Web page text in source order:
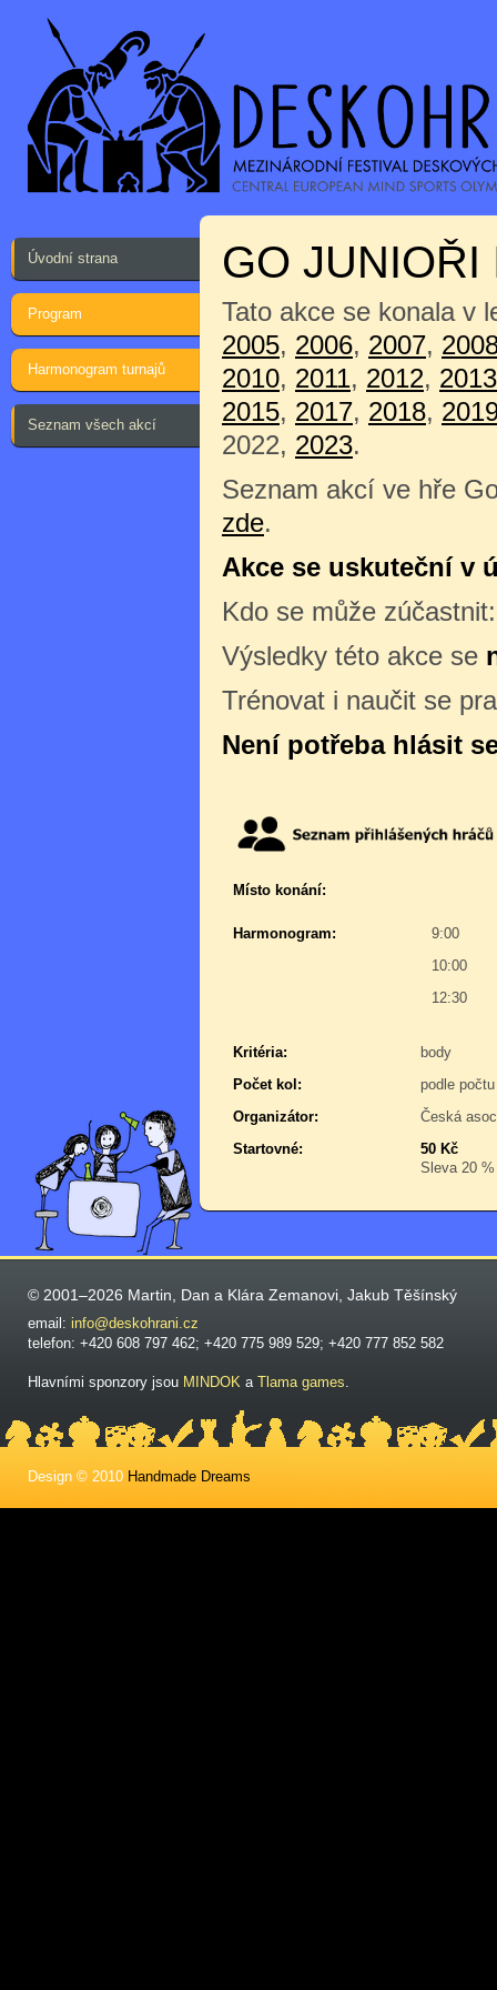
Úvodní strana
Program
Harmonogram turnajů
Seznam všech akcí
GO JUNIOŘI
Tato akce se konala v
2005, 2006, 2007,
2010, 2011, 2012, 2013
2015, 2017, 2018,
2022, 2023.
Seznam akcí ve hře
zde.
Akce se uskuteční v
Kdo se může
Výsledky této akce se
Trénovat i naučit se
Není potřeba hlásit
Místo konání:
Harmonogram:
9:00
10:00
12:30
Kritéria:
body
Počet kol:
podle
Organizátor:
Česká
Startovné:
50 Kč
Sleva 20
© 2001–2026 Martin, Dan a Klára Zemanovi, Jakub Těšínský
email: info@deskohrani.cz
telefon: +420 608 797 462; +420 775 989 529; +420 777 852 582
Hlavními sponzory jsou MINDOK a Tlama games.
Design © 2010 Handmade Dreams